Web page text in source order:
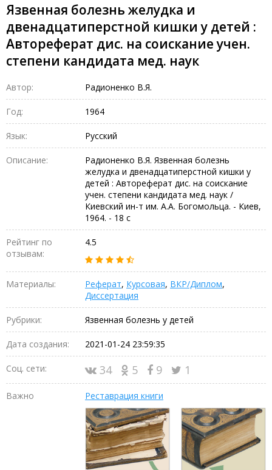
Язвенная болезнь желудка и
двенадцатиперстной кишки у детей :
Автореферат дис. на соискание учен.
степени кандидата мед. наук
Автор: Радионенко В.Я.
Год: 1964
Язык: Русский
Описание:
Радионенко В.Я. Язвенная болезнь
желудка и двенадцатиперстной кишки у
детей : Автореферат дис. на соискание
учен. степени кандидата мед. наук /
Киевский ин-т им. А.А. Богомольца. - Киев,
1964. - 18 с
Рейтинг по
отзывам:
4.5
Материалы: Реферат, Курсовая, ВКР/Диплом,
Диссертация
Рубрики: Язвенная болезнь у детей
Дата создания: 2021-01-24 23:59:35
Соц. сети: 34 5 9 1
Важно Реставрация книги